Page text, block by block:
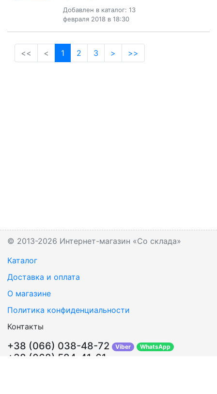
Добавлен в каталог: 13
февраля 2018 в 18:30
<< < 1 (current)
2 3 > >>
© 2013-2026 Интернет-магазин «Со склада»
Каталог
Доставка и оплата
О магазине
Политика конфиденциальности
Контакты
+38 (066) 038-48-72 Viber WhatsApp
+38 (068) 584-41-61